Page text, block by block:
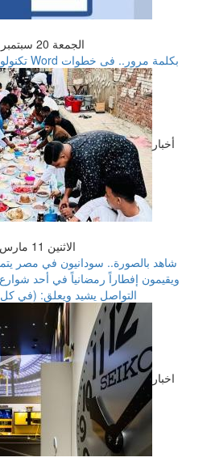
الجمعة 20 سبتمبر 2024 10:32 صباحاً
تكنولوجيا: كيفية حماية مستند Word بكلمة مرور.. فى خطوات
أخبار
الاثنين 11 مارس 2024 10:12 مساءً
شاهد بالصورة.. سودانيون في مصر
ويقيمون إفطاراً رمضانياً في أحد
التواصل يشيد ويعلق: (في
اخبار